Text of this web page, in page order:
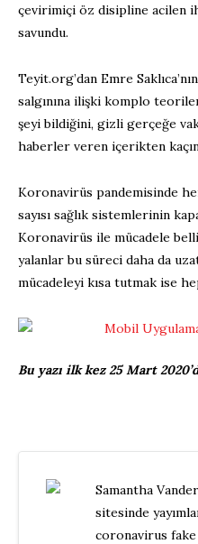
çevirimiçi öz disipline acilen
savundu.
Teyit.org’dan Emre
salgınına ilişki komplo
şeyi bildiğini, gizli gerçeğe
haberler veren içerikten
Koronavirüs pandemisinde
sayısı sağlık sistemlerinin
Koronavirüs ile mücadele
yalanlar bu süreci daha da
mücadeleyi kısa tutmak ise
Bu yazı ilk kez 25 Mart
Samantha
sitesinde
coronavirus